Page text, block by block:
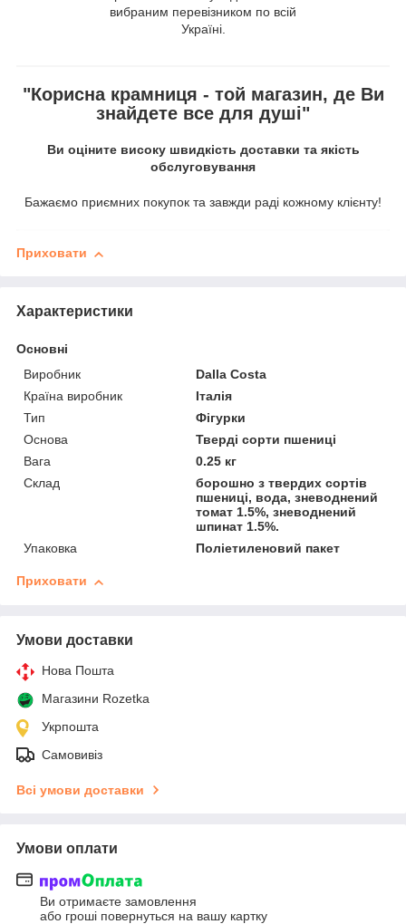
вибраним перевізником по всій
Україні.
"Корисна крамниця - той магазин, де Ви
знайдете все для душі"
Ви оціните високу швидкість доставки та якість
обслуговування
Бажаємо приємних покупок та завжди раді кожному клієнту!
Приховати
Характеристики
Основні
Виробник
Dalla Costa
Країна виробник
Італія
Тип
Фігурки
Основа
Тверді сорти пшениці
Вага
0.25 кг
Склад
борошно з твердих сортів
пшениці, вода, зневоднений
томат 1.5%, зневоднений
шпинат 1.5%.
Упаковка
Поліетиленовий пакет
Приховати
Умови доставки
Нова Пошта
Магазини Rozetka
Укрпошта
Самовивіз
Всі умови доставки
Умови оплати
Ви отримаєте замовлення
або гроші повернуться на вашу картку